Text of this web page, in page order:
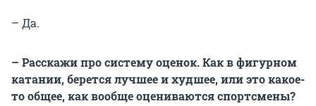
– Да.
– Расскажи про систему оценок. Как в фигурном
катании, берется лучшее и худшее, или это какое-
то общее, как вообще оцениваются спортсмены?